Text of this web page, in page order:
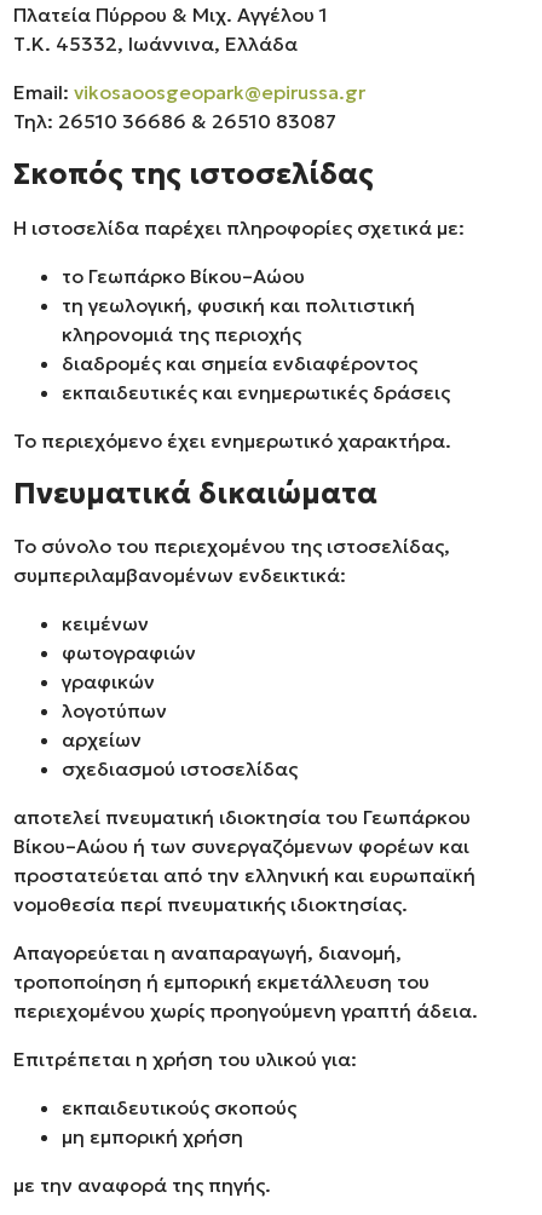
Πλατεία Πύρρου & Μιχ. Αγγέλου 1
Τ.Κ. 45332, Ιωάννινα, Ελλάδα
Email:vikosaoosgeopark@epirussa.gr
Τηλ: 26510 36686 & 26510 83087
Σκοπός της ιστοσελίδας
Η ιστοσελίδα παρέχει πληροφορίες σχετικά με:
το Γεωπάρκο Βίκου–Αώου
τη γεωλογική, φυσική και πολιτιστική
κληρονομιά της περιοχής
διαδρομές και σημεία ενδιαφέροντος
εκπαιδευτικές και ενημερωτικές δράσεις
Το περιεχόμενο έχει ενημερωτικό χαρακτήρα.
Πνευματικά δικαιώματα
Το σύνολο του περιεχομένου της ιστοσελίδας,
συμπεριλαμβανομένων ενδεικτικά:
κειμένων
φωτογραφιών
γραφικών
λογοτύπων
αρχείων
σχεδιασμού ιστοσελίδας
αποτελεί πνευματική ιδιοκτησία του Γεωπάρκου
Βίκου–Αώου ή των συνεργαζόμενων φορέων και
προστατεύεται από την ελληνική και ευρωπαϊκή
νομοθεσία περί πνευματικής ιδιοκτησίας.
Απαγορεύεται η αναπαραγωγή, διανομή,
τροποποίηση ή εμπορική εκμετάλλευση του
περιεχομένου χωρίς προηγούμενη γραπτή άδεια.
Επιτρέπεται η χρήση του υλικού για:
εκπαιδευτικούς σκοπούς
μη εμπορική χρήση
με την αναφορά της πηγής.